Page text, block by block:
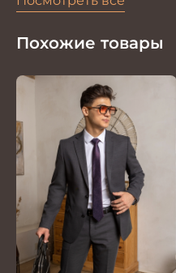
Похожие товары